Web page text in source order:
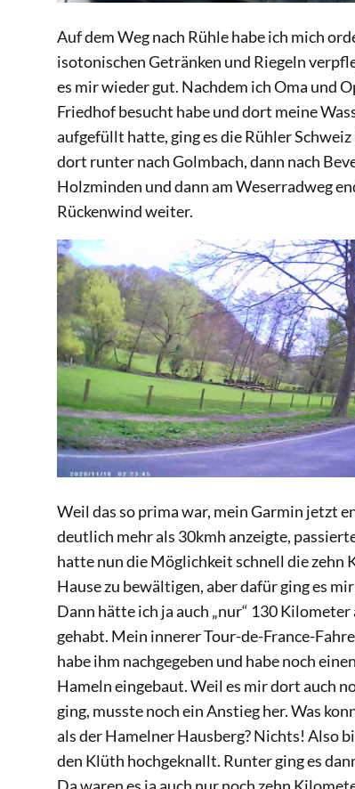
Auf dem Weg nach Rühle habe ich mich
isotonischen Getränken und Riegeln
es mir wieder gut. Nachdem ich Oma und
Friedhof besucht habe und dort meine
aufgefüllt hatte, ging es die Rühler
dort runter nach Golmbach, dann nach
Holzminden und dann am Weserradweg
Rückenwind weiter.
Weil das so prima war, mein Garmin jetzt
deutlich mehr als 30kmh anzeigte,
hatte nun die Möglichkeit schnell die zehn
Hause zu bewältigen, aber dafür ging es
Dann hätte ich ja auch „nur“ 130
gehabt. Mein innerer Tour-de-France-
habe ihm nachgegeben und habe noch
Hameln eingebaut. Weil es mir dort auch
ging, musste noch ein Anstieg her. Was
als der Hamelner Hausberg? Nichts! Also
den Klüth hochgeknallt. Runter ging es